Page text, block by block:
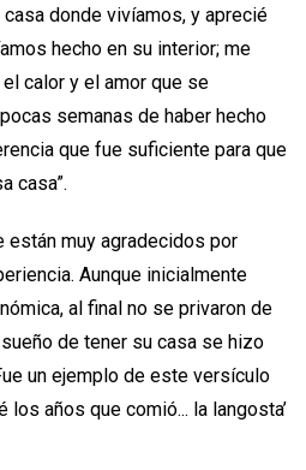
donde vivíamos, y aprecié
hecho en su interior; me
calor y el amor que se
semanas de haber hecho
que fue suficiente para que
casa”.
están muy agradecidos por
Aunque inicialmente
al final no se privaron de
de tener su casa se hizo
un ejemplo de este versículo
los años que comió... la langosta’